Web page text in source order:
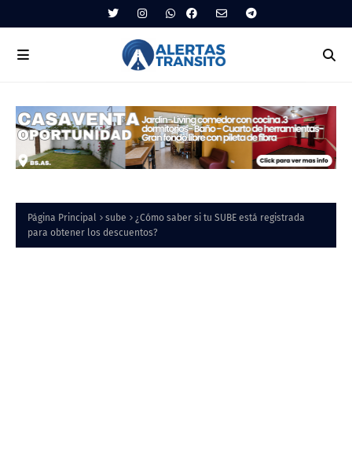
Página Principal sube
¿Cómo saber si tu SUBE está registrada
para obtener los descuentos?